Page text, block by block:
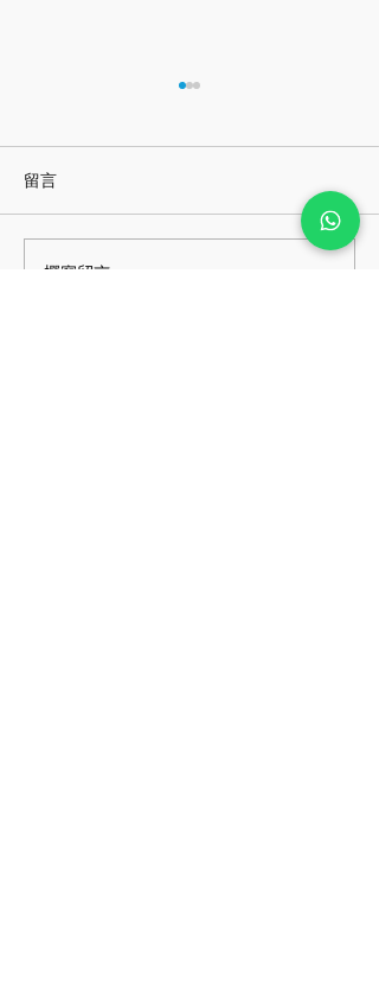
一畫錯就想揉掉紙團？學
留言
撰寫留言......